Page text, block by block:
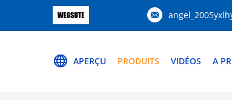
APERÇU PRODUITS VIDÉOS A